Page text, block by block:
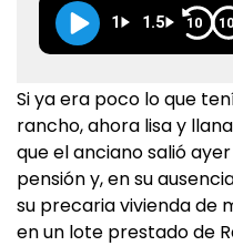
1 1.5 10 10
Si ya era poco lo que
rancho, ahora lisa y
que el anciano salió
pensión y, en su
su precaria vivienda de
en un lote prestado de